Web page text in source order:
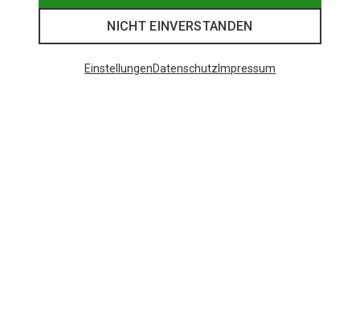
NICHT EINVERSTANDEN
EinstellungenDatenschutz Impressum